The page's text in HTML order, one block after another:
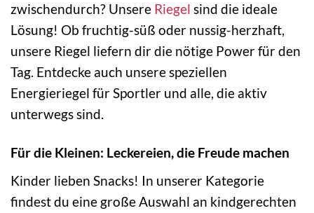
zwischendurch? Unsere Riegel sind die ideale
Lösung! Ob fruchtig-süß oder nussig-herzhaft,
unsere Riegel liefern dir die nötige Power für den
Tag. Entdecke auch unsere speziellen
Energieriegel für Sportler und alle, die aktiv
unterwegs sind.
Für die Kleinen: Leckereien, die Freude machen
Kinder lieben Snacks! In unserer Kategorie
findest du eine große Auswahl an kindgerechten